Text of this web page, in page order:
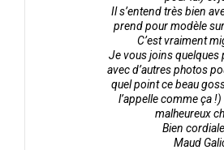
Il s’entend très bien
prend pour modèle
C’est vraiment
Je vous joins quelques
avec d’autres photos
quel point ce beau
l’appelle comme ça
malheureux
Bien
Maud